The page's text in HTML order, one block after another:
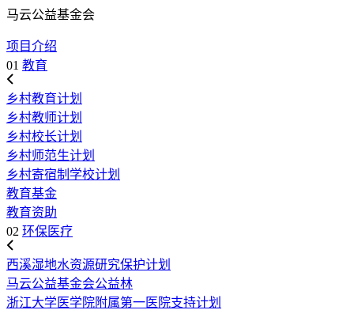
马云公益基金会
项目介绍
01 教育
乡村教育计划
乡村教师计划
乡村校长计划
乡村师范生计划
乡村寄宿制学校计划
教育基金
教育资助
02 环保医疗
西溪湿地水资源研究保护计划
马云公益基金会公益林
浙江大学医学院附属第一医院支持计划